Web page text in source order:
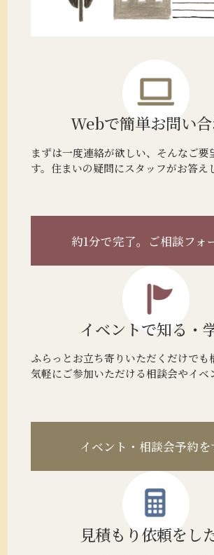
Webで簡単お問い
まずは一度連絡が欲しい、そんなご要
す。住まいの疑問にスタッフがお答え
約1分で完了。 ご相談フォ
イベントで知る・
ふらっとお立ち寄りいただくだけでも
気軽にご参加いただける相談会やイベ
イベント・相談会予約を
見積もり依頼をし